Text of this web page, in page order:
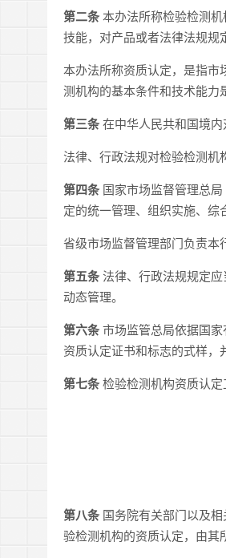
第二条本办法所称检验检测
技能，对产品或者法律法规规
本办法所称资质认定，是指
测机构的基本条件和技术能力
第三条在中华人民共和国境内
法律、行政法规对检验检测机
第四条 国家市场监督管理总
定的统一管理、组织实施、综
省级市场监督管理部门负责本
第五条法律、行政法规规定
动态管理。
第六条市场监管总局依据国
资质认定证书和标志的式样，
第七条检验检测机构资质认
第八条 国务院有关部门以及
验检测机构的资质认定，由其